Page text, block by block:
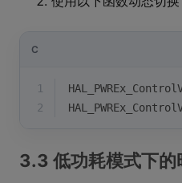
C
1
2
3.3 低功耗模式下的